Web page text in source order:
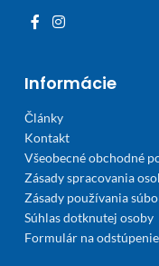
Informácie
Články
Kontakt
Všeobecné obchodné
Zásady spracovania
Zásady používania
Súhlas dotknutej osoby
Formulár na